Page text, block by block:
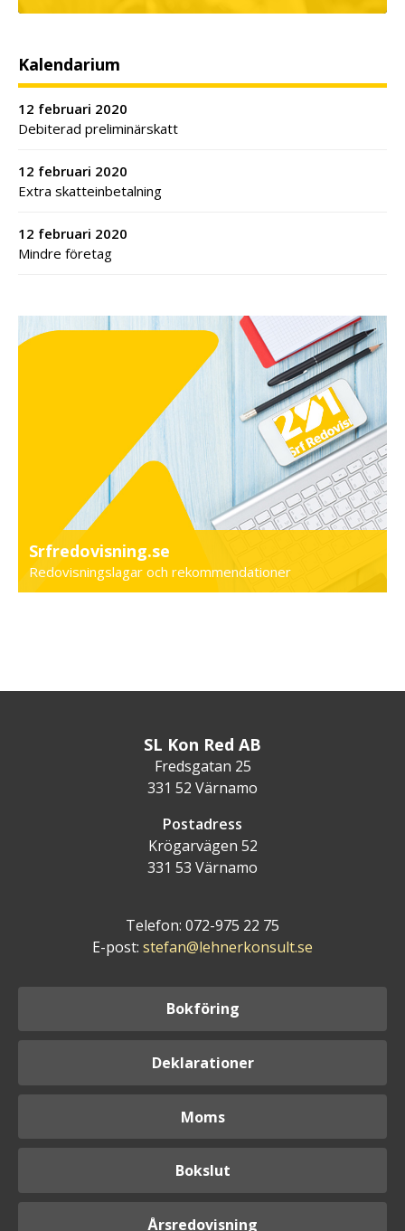
Kalendarium
12 februari 2020
Debiterad preliminärskatt
12 februari 2020
Extra skatteinbetalning
12 februari 2020
Mindre företag
Srfredovisning.se
Redovisningslagar och rekommendationer
SL Kon Red AB
Fredsgatan 25
331 52 Värnamo
Postadress
Krögarvägen 52
331 53 Värnamo
Telefon: 072-975 22 75
E-post: stefan@lehnerkonsult.se
Bokföring
Deklarationer
Moms
Bokslut
Årsredovisning